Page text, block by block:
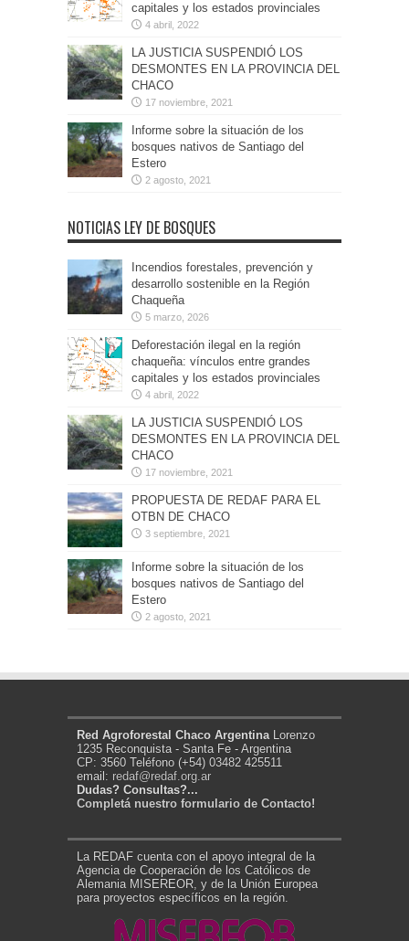
capitales y los estados provinciales
4 abril, 2022
LA JUSTICIA SUSPENDIÓ LOS
DESMONTES EN LA PROVINCIA DEL
CHACO
17 noviembre, 2021
Informe sobre la situación de los
bosques nativos de Santiago del
Estero
2 agosto, 2021
NOTICIAS LEY DE BOSQUES
Incendios forestales, prevención y
desarrollo sostenible en la Región
Chaqueña
5 marzo, 2026
Deforestación ilegal en la región
chaqueña: vínculos entre grandes
capitales y los estados provinciales
4 abril, 2022
LA JUSTICIA SUSPENDIÓ LOS
DESMONTES EN LA PROVINCIA DEL
CHACO
17 noviembre, 2021
PROPUESTA DE REDAF PARA EL
OTBN DE CHACO
3 septiembre, 2021
Informe sobre la situación de los
bosques nativos de Santiago del
Estero
2 agosto, 2021
Red Agroforestal Chaco ArgentinaLorenzo
1235 Reconquista - Santa Fe - Argentina
CP: 3560 Teléfono (+54) 03482 425511
email: redaf@redaf.org.ar
Dudas? Consultas?...
Completá nuestro formulario de Contacto!
La REDAF cuenta con el apoyo integral de la
Agencia de Cooperación de los Católicos de
Alemania MISEREOR, y de la Unión Europea
para proyectos específicos en la región.